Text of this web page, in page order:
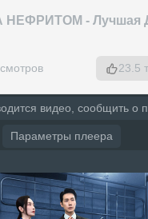
23.5
видео, сообщить о
Параметры плеера